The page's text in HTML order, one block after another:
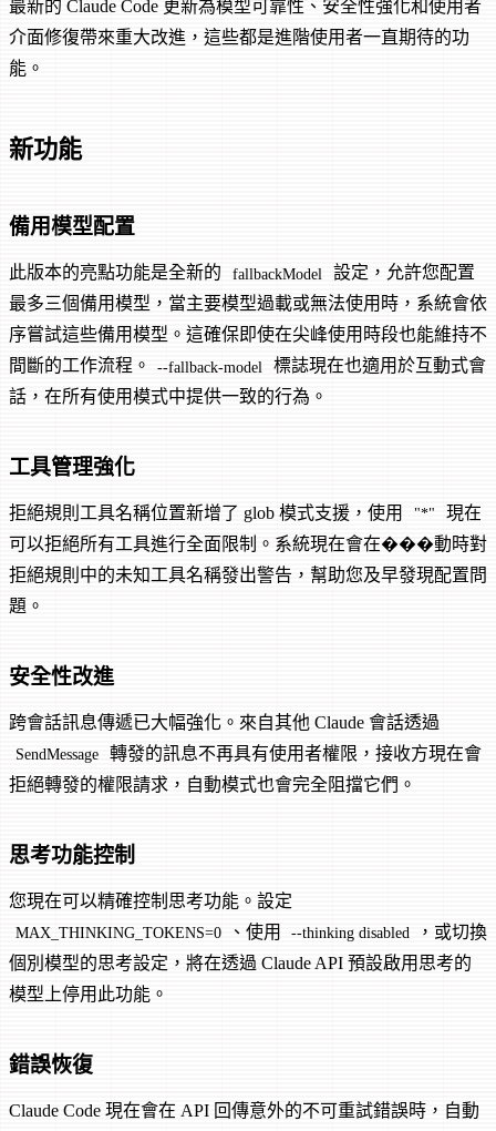
最新的 Claude Code 更新為模型可靠性、安全性強化和使用者
介面修復帶來重大改進，這些都是進階使用者一直期待的功
能。
新功能
備用模型配置
此版本的亮點功能是全新的 fallbackModel
設定，允許您配置
最多三個備用模型，當主要模型過載或無法使用時，系統會依
序嘗試這些備用模型。這確保即使在尖峰使用時段也能維持不
間斷的工作流程。
--fallback-model
標誌現在也適用於互動式會
話，在所有使用模式中提供一致的行為。
工具管理強化
拒絕規則工具名稱位置新增了 glob 模式支援，使用 "*"
現在
可以拒絕所有工具進行全面限制。系統現在會在���動時對
拒絕規則中的未知工具名稱發出警告，幫助您及早發現配置問
題。
安全性改進
跨會話訊息傳遞已大幅強化。來自其他 Claude 會話透過
SendMessage
轉發的訊息不再具有使用者權限，接收方現在會
拒絕轉發的權限請求，自動模式也會完全阻擋它們。
思考功能控制
您現在可以精確控制思考功能。設定
MAX_THINKING_TOKENS=0 、使用 --thinking disabled
，或切換
個別模型的思考設定，將在透過 Claude API 預設啟用思考的
模型上停用此功能。
錯誤恢復
Claude Code 現在會在 API 回傳意外的不可重試錯誤時，自動